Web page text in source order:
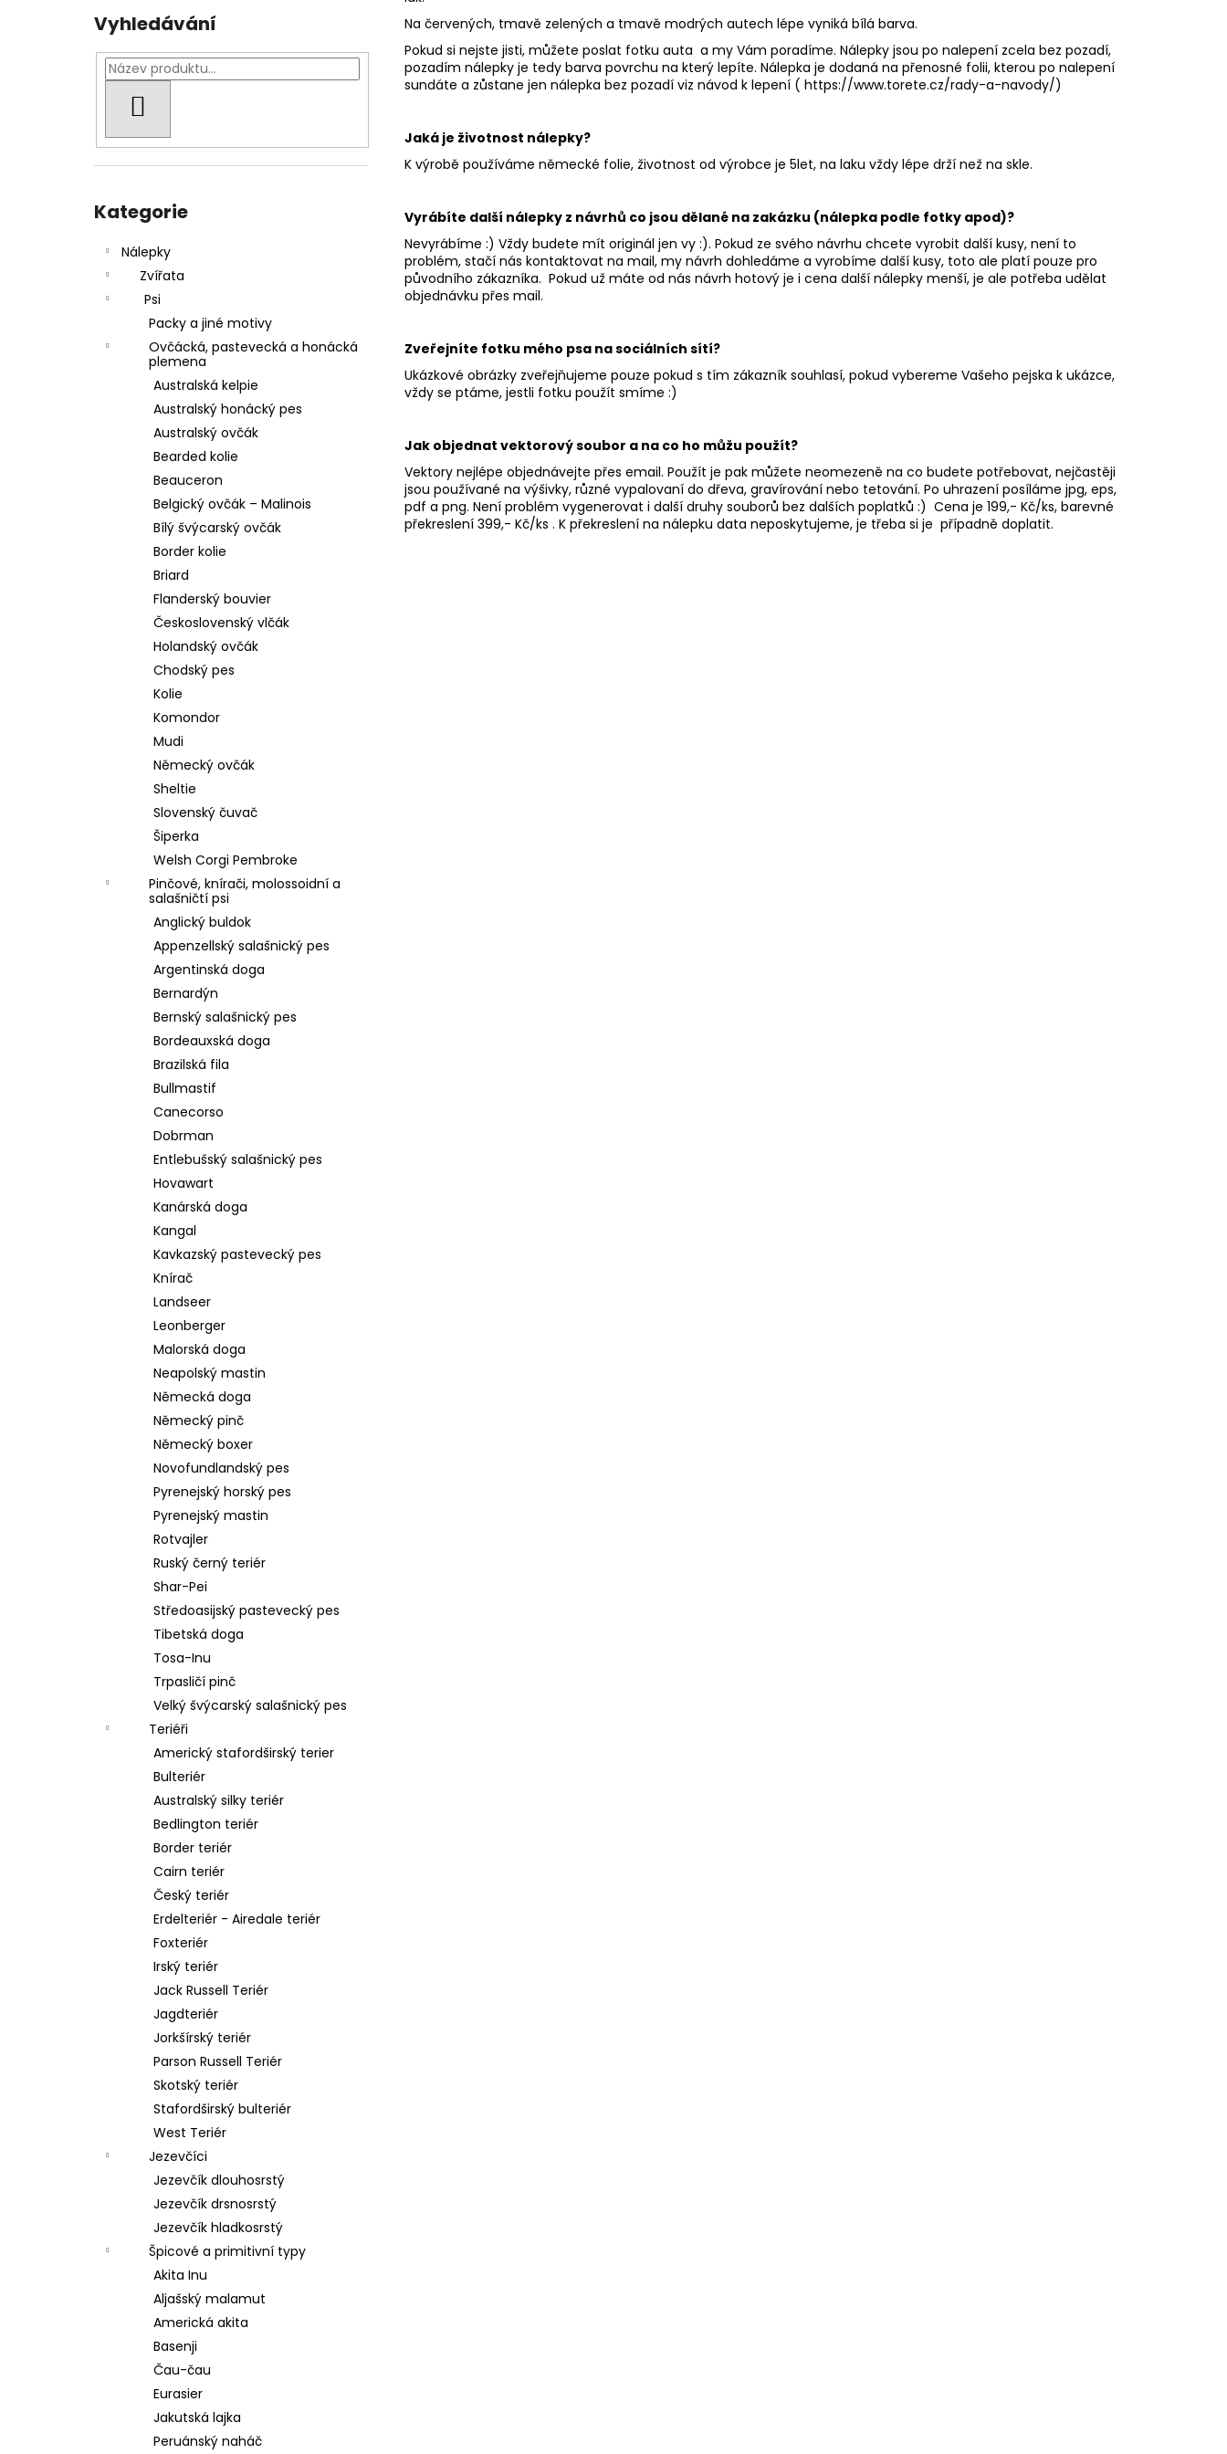
Vyhledávání
kategorie
Kategorie
Nálepky
Zvířata
Psi
Packy a jiné motivy
Ovčácká, pastevecká a honácká
plemena
Australská kelpie
Australský honácký pes
Australský ovčák
Bearded kolie
Beauceron
Belgický ovčák – Malinois
Bílý švýcarský ovčák
Border kolie
Briard
Flanderský bouvier
Československý vlčák
Holandský ovčák
Chodský pes
Kolie
Komondor
Mudi
Německý ovčák
Sheltie
Slovenský čuvač
Šiperka
Welsh Corgi Pembroke
Pinčové, knírači, molossoidní a
salašničtí psi
Anglický buldok
Appenzellský salašnický pes
Argentinská doga
Bernardýn
Bernský salašnický pes
Bordeauxská doga
Brazilská fila
Bullmastif
Canecorso
Dobrman
Entlebušský salašnický pes
Hovawart
Kanárská doga
Kangal
Kavkazský pastevecký pes
Knírač
Landseer
Leonberger
Malorská doga
Neapolský mastin
Německá doga
Německý pinč
Německý boxer
Novofundlandský pes
Pyrenejský horský pes
Pyrenejský mastin
Rotvajler
Ruský černý teriér
Shar-Pei
Středoasijský pastevecký pes
Tibetská doga
Tosa-Inu
Trpasličí pinč
Velký švýcarský salašnický pes
Teriéři
Americký stafordširský terier
Bulteriér
Australský silky teriér
Bedlington teriér
Border teriér
Cairn teriér
Český teriér
Erdelteriér - Airedale teriér
Foxteriér
Irský teriér
Jack Russell Teriér
Jagdteriér
Jorkšírský teriér
Parson Russell Teriér
Skotský teriér
Stafordširský bulteriér
West Teriér
Jezevčíci
Jezevčík dlouhosrstý
Jezevčík drsnosrstý
Jezevčík hladkosrstý
Špicové a primitivní typy
Akita Inu
Aljašský malamut
Americká akita
Basenji
Čau-čau
Eurasier
Jakutská lajka
Peruánský naháč
Na červených, tmavě zelených a tmavě modrých autech lépe vyniká bílá barva.
Pokud si nejste jisti, můžete poslat fotku auta a my Vám poradíme. Nálepky jsou po nalepení zcela bez pozadí,
pozadím nálepky je tedy barva povrchu na který lepíte. Nálepka je dodaná na přenosné folii, kterou po nalepení
sundáte a zůstane jen nálepka bez pozadí viz návod k lepení ( https://www.torete.cz/rady-a-navody/)
Jaká je životnost nálepky?
K výrobě používáme německé folie, životnost od výrobce je 5let, na laku vždy lépe drží než na skle.
Vyrábíte další nálepky z návrhů co jsou dělané na zakázku (nálepka podle fotky apod)?
Nevyrábíme :) Vždy budete mít originál jen vy :). Pokud ze svého návrhu chcete vyrobit další kusy, není to
problém, stačí nás kontaktovat na mail, my návrh dohledáme a vyrobíme další kusy, toto ale platí pouze pro
původního zákazníka. Pokud už máte od nás návrh hotový je i cena další nálepky menší, je ale potřeba udělat
objednávku přes mail.
Zveřejníte fotku mého psa na sociálních sítí?
Ukázkové obrázky zveřejňujeme pouze pokud s tím zákazník souhlasí, pokud vybereme Vašeho pejska k ukázce,
vždy se ptáme, jestli fotku použít smíme :)
Jak objednat vektorový soubor a na co ho můžu použít?
Vektory nejlépe objednávejte přes email. Použít je pak můžete neomezeně na co budete potřebovat, nejčastěji
jsou používané na výšivky, různé vypalovaní do dřeva, gravírování nebo tetování. Po uhrazení posíláme jpg, eps,
pdf a png. Není problém vygenerovat i další druhy souborů bez dalších poplatků :) Cena je 199,- Kč/ks, barevné
překreslení 399,- Kč/ks . K překreslení na nálepku data neposkytujeme, je třeba si je případně doplatit.